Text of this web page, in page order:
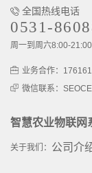
全国热线电话
0531-
周一到周六8:00-21:00
业务合作：
微信联系：
智慧农业物联网
关于我们： 公司介